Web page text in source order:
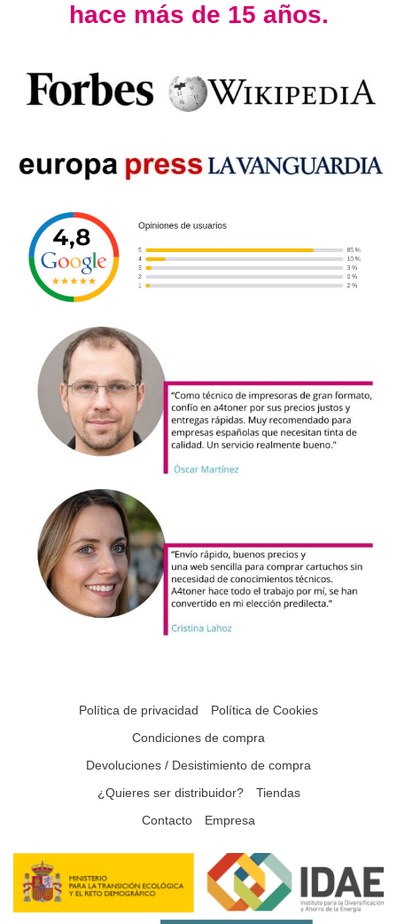
hace más de 15 años.
Política de privacidad
Política de Cookies
Condiciones de compra
Devoluciones / Desistimiento de compra
¿Quieres ser distribuidor?
Tiendas
Contacto
Empresa